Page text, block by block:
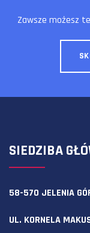
Zawsze możesz
SIEDZIBA
58-570 JELENIA
UL. KORNELA